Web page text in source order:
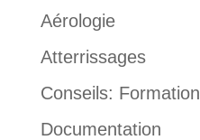
Aérologie
Atterrissages
Conseils: Formation
Documentation